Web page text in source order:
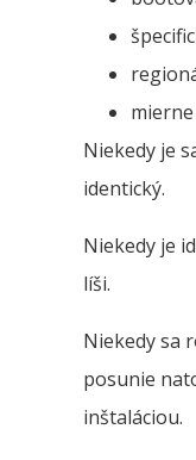
Niekedy je
identický.
Niekedy je
líši.
Niekedy sa
posunie
inštaláciou.